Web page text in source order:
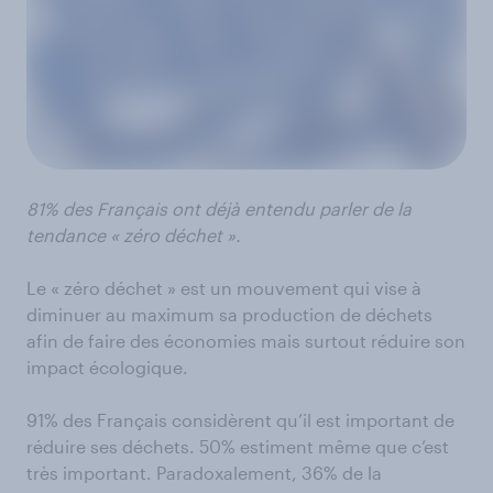
81% des Français ont déjà entendu parler de la
tendance « zéro déchet ».
Le « zéro déchet » est un mouvement qui vise à
diminuer au maximum sa production de déchets
afin de faire des économies mais surtout réduire son
impact écologique.
91% des Français considèrent qu’il est important de
réduire ses déchets. 50% estiment même que c’est
très important. Paradoxalement, 36% de la